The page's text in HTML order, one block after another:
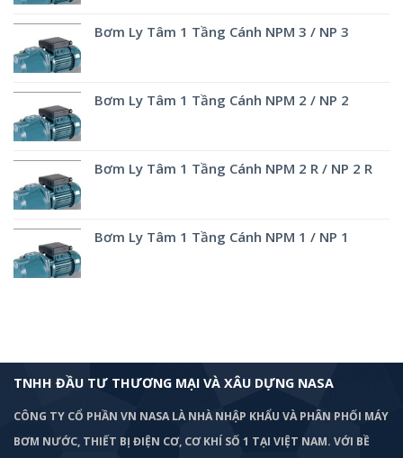
Bơm Ly Tâm 1 Tầng Cánh NPM 3 / NP 3
Bơm Ly Tâm 1 Tầng Cánh NPM 2 / NP 2
Bơm Ly Tâm 1 Tầng Cánh NPM 2 R / NP 2 R
Bơm Ly Tâm 1 Tầng Cánh NPM 1 / NP 1
TNHH ĐẦU TƯ THƯƠNG MẠI VÀ XÂU DỰNG NASA
CÔNG TY CỔ PHẦN VN NASA LÀ NHÀ NHẬP KHẨU VÀ PHÂN PHỐI MÁY
BƠM NƯỚC, THIẾT BỊ ĐIỆN CƠ, CƠ KHÍ SỐ 1 TẠI VIỆT NAM. VỚI BỀ